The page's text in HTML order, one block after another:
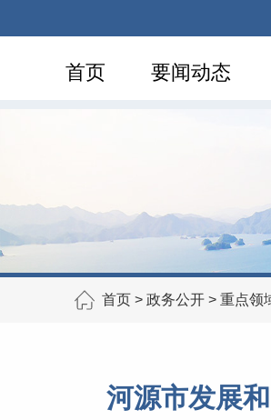
首页 要闻动态
首页 > 政务公开 > 重点领
河源市发展